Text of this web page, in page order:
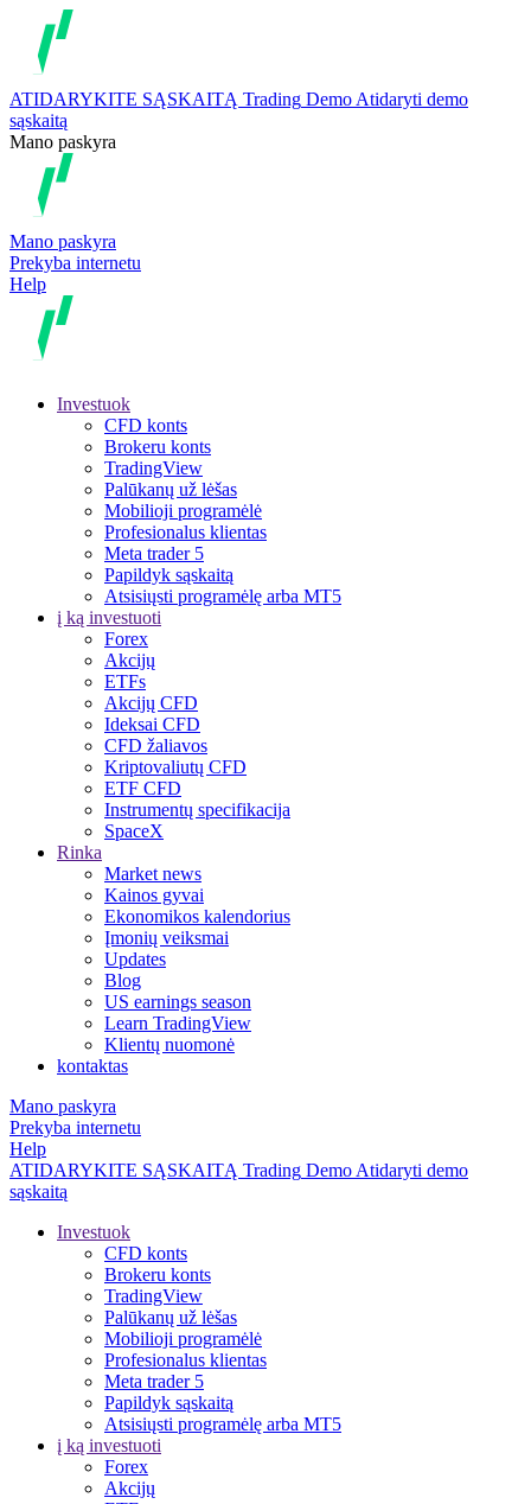
ATIDARYKITE SĄSKAITĄ Trading Demo Atidaryti demo
sąskaitą
Mano paskyra
Mano paskyra
Prekyba internetu
Help
Investuok
CFD konts
Brokeru konts
TradingView
Palūkanų už lėšas
Mobilioji programėlė
Profesionalus klientas
Meta trader 5
Papildyk sąskaitą
Atsisiųsti programėlę arba MT5
į ką investuoti
Forex
Akcijų
ETFs
Akcijų CFD
Ideksai CFD
CFD žaliavos
Kriptovaliutų CFD
ETF CFD
Instrumentų specifikacija
SpaceX
Rinka
Market news
Kainos gyvai
Ekonomikos kalendorius
Įmonių veiksmai
Updates
Blog
US earnings season
Learn TradingView
Klientų nuomonė
kontaktas
Mano paskyra
Prekyba internetu
Help
ATIDARYKITE SĄSKAITĄ Trading Demo Atidaryti demo
sąskaitą
Investuok
CFD konts
Brokeru konts
TradingView
Palūkanų už lėšas
Mobilioji programėlė
Profesionalus klientas
Meta trader 5
Papildyk sąskaitą
Atsisiųsti programėlę arba MT5
į ką investuoti
Forex
Akcijų